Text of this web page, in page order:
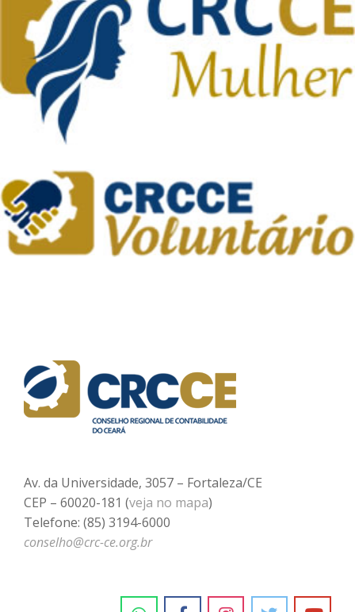
Av. da Universidade, 3057 – Fortaleza/CE
CEP – 60020-181 (veja no mapa)
Telefone: (85) 3194-6000
conselho@crc-ce.org.br